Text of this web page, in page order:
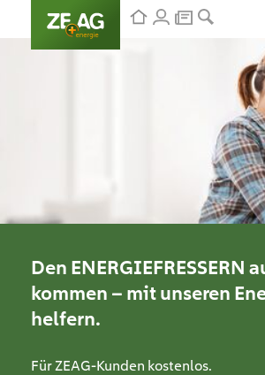
Den ENERGIEFRESSERN
kommen – mit unseren
helfern.
Für ZEAG-Kunden kostenlos.